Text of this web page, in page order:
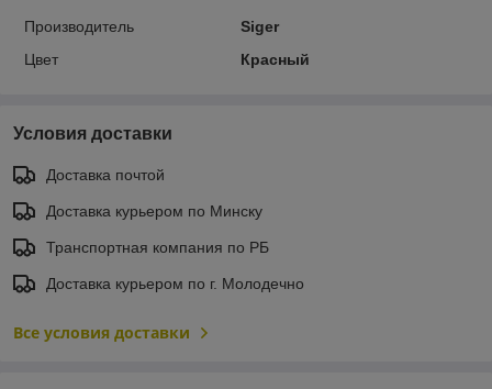
Производитель
Siger
Цвет
Красный
Условия доставки
Доставка почтой
Доставка курьером по Минску
Транспортная компания по РБ
Доставка курьером по г. Молодечно
Все условия доставки